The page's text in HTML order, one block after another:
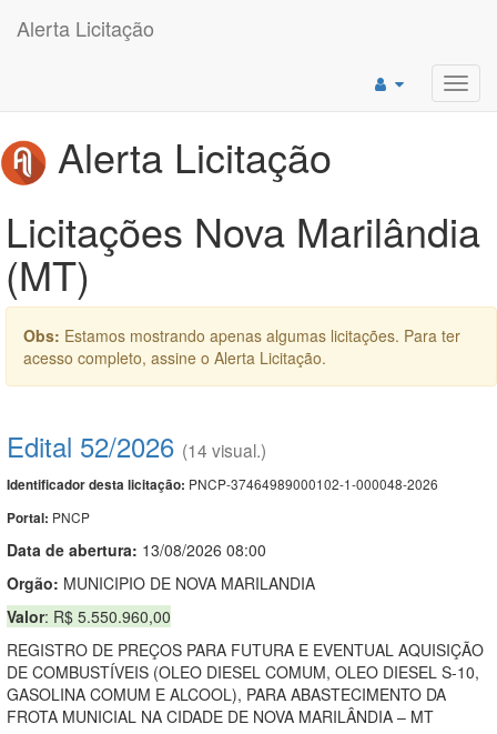
Alerta Licitação
Alerta Licitação
Licitações Nova Marilândia
(MT)
Obs: Estamos mostrando apenas algumas licitações. Para ter
acesso completo, assine o Alerta Licitação.
Edital 52/2026 (14 visual.)
Identificador desta licitação: PNCP-37464989000102-1-000048-2026
Portal: PNCP
Data de abertura: 13/08/2026 08:00
Orgão: MUNICIPIO DE NOVA MARILANDIA
Valor: R$ 5.550.960,00
REGISTRO DE PREÇOS PARA FUTURA E EVENTUAL AQUISIÇÃO
DE COMBUSTÍVEIS (OLEO DIESEL COMUM, OLEO DIESEL S-10,
GASOLINA COMUM E ALCOOL), PARA ABASTECIMENTO DA
FROTA MUNICIAL NA CIDADE DE NOVA MARILÂNDIA – MT